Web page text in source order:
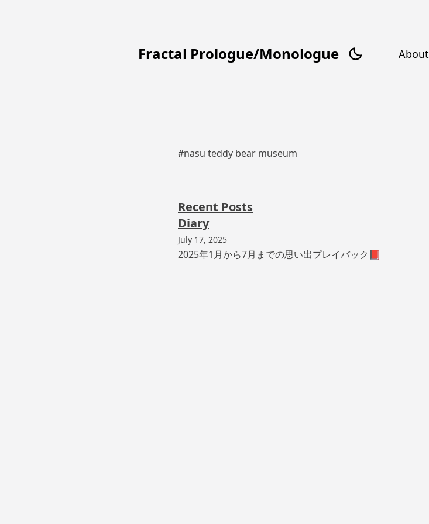
Fractal Prologue/Monologue About
#nasu teddy bear museum
Recent Posts
Diary
July 17, 2025
2025年1月から7月までの思い出プレイバック📕